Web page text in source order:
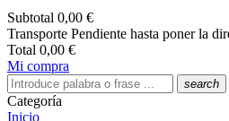
Subtotal 0,00 €
Transporte Pendiente hasta poner la
Total 0,00 €
Mi compra
search
Categoría
Inicio